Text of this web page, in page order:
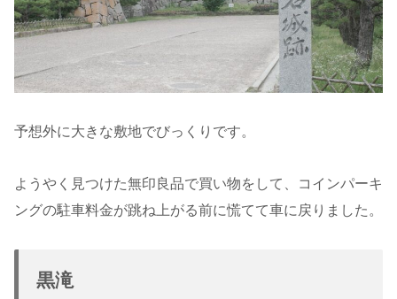
予想外に大きな敷地でびっくりです。
ようやく見つけた無印良品で買い物をして、コインパーキ
ングの駐車料金が跳ね上がる前に慌てて車に戻りました。
黒滝